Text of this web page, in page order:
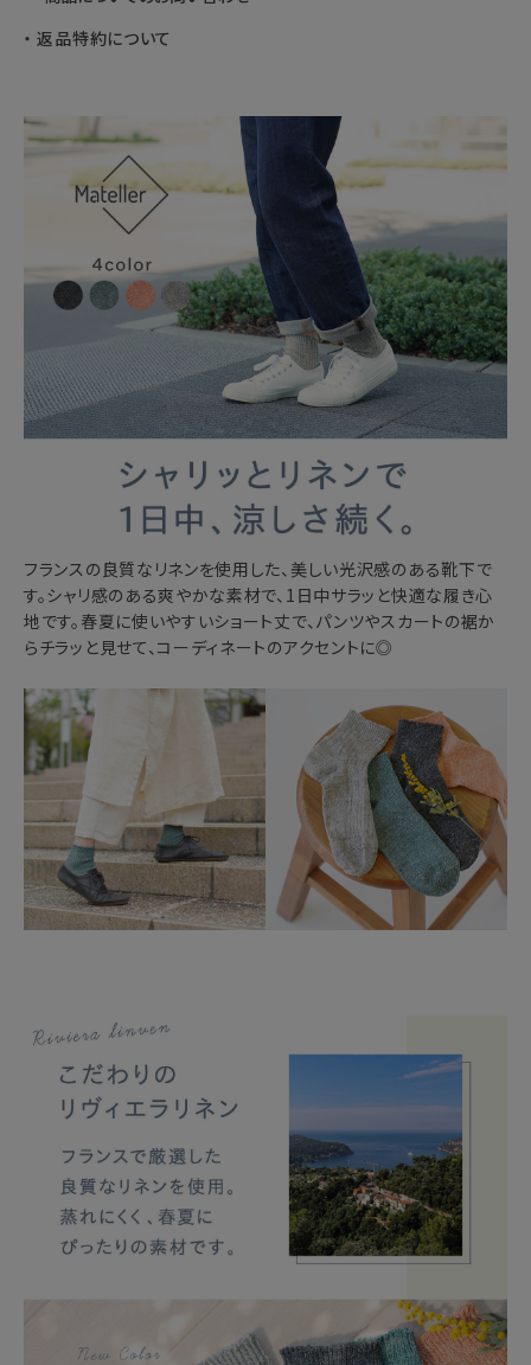
返品特約について
フランスの良質なリネンを使用した、美しい光沢感のある靴下で
す。シャリ感のある爽やかな素材で、1日中サラッと快適な履き心
地です。春夏に使いやすいショート丈で、パンツやスカートの裾か
らチラッと見せて、コーディネートのアクセントに◎